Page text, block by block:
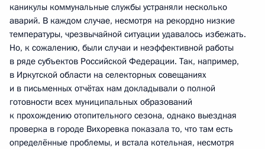
каникулы коммунальные службы устраняли несколько
аварий. В каждом случае, несмотря на рекордно низкие
температуры, чрезвычайной ситуации удавалось избежать.
Но, к сожалению, были случаи и неэффективной работы
в ряде субъектов Российской Федерации. Так, например,
в Иркутской области на селекторных совещаниях
и в письменных отчётах нам докладывали о полной
готовности всех муниципальных образований
к прохождению отопительного сезона, однако выездная
проверка в городе Вихоревка показала то, что там есть
определённые проблемы, и встала котельная, несмотря